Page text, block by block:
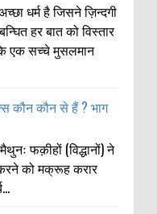
धर्म है जिसने ज़िन्दगी
हर बात को विस्तार
एक सच्चे मुसलमान
कौन कौन से हैं ? भाग
फक़ीहों (विद्धानों) ने
को मक्रूह करार